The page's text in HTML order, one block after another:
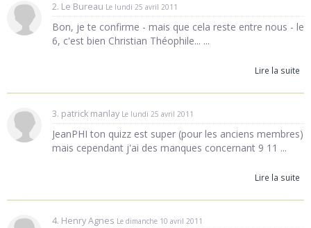
2. Le Bureau Le lundi 25 avril 2011
Bon, je te confirme - mais que cela reste entre nous - le
6, c'est bien Christian Théophile... ...
Lire la suite
3. patrick manlay Le lundi 25 avril 2011
JeanPHI ton quizz est super (pour les anciens membres)
mais cependant j'ai des manques concernant 9 11 ...
Lire la suite
4. Henry Agnes Le dimanche 10 avril 2011